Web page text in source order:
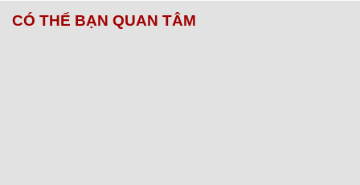
CÓ THỂ BẠN QUAN TÂM